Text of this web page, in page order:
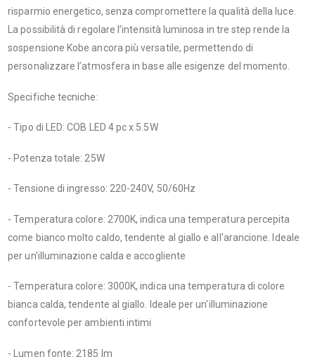
risparmio energetico, senza compromettere la qualità della luce.
La possibilità di regolare l’intensità luminosa in tre step rende la
sospensione Kobe ancora più versatile, permettendo di
personalizzare l’atmosfera in base alle esigenze del momento.
Specifiche tecniche:
- Tipo di LED: COB LED 4 pc x 5.5W
- Potenza totale: 25W
- Tensione di ingresso: 220-240V, 50/60Hz
- Temperatura colore: 2700K, indica una temperatura percepita
come bianco molto caldo, tendente al giallo e all'arancione. Ideale
per un'illuminazione calda e accogliente
- Temperatura colore: 3000K, indica una temperatura di colore
bianca calda, tendente al giallo. Ideale per un'illuminazione
confortevole per ambienti intimi
- Lumen fonte: 2185 lm